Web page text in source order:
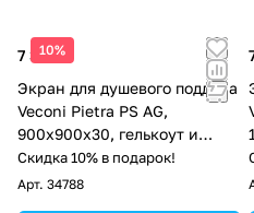
10%
7 311 ₽
Экран для душевого поддона
Veconi Pietra PS AG,
900x900x30, гелькоут и
стекловолокно,
антрацитово-серый
Скидка 10% в подарок!
Арт. 34788